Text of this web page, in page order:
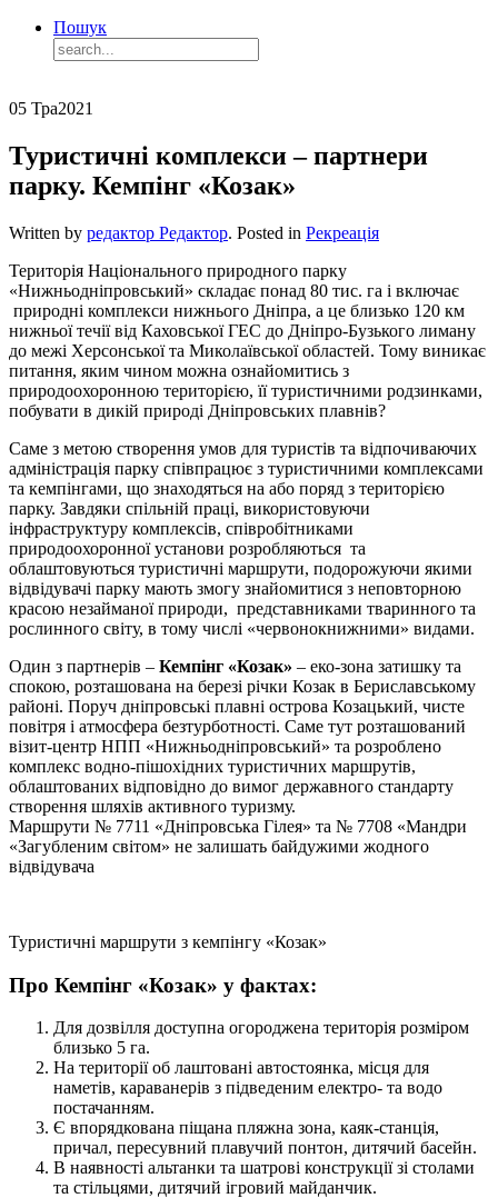
Пошук
05 Тра2021
Туристичні комплекси – партнери
парку. Кемпінг «Козак»
Written by редактор Редактор. Posted in Рекреація
Територія Національного природного парку
«Нижньодніпровський» складає понад 80 тис. га і включає
природні комплекси нижнього Дніпра, а це близько 120 км
нижньої течії від Каховської ГЕС до Дніпро-Бузького лиману
до межі Херсонської та Миколаївської областей. Тому виникає
питання, яким чином можна ознайомитись з
природоохоронною територією, її туристичними родзинками,
побувати в дикій природі Дніпровських плавнів?
Саме з метою створення умов для туристів та відпочиваючих
адміністрація парку співпрацює з туристичними комплексами
та кемпінгами, що знаходяться на або поряд з територією
парку. Завдяки спільній праці, використовуючи
інфраструктуру комплексів, співробітниками
природоохоронної установи розробляються та
облаштовуються туристичні маршрути, подорожуючи якими
відвідувачі парку мають змогу знайомитися з неповторною
красою незайманої природи, представниками тваринного та
рослинного світу, в тому числі «червонокнижними» видами.
Один з партнерів – Кемпінг «Козак» – еко-зона затишку та
спокою, розташована на березі річки Козак в Бериславському
районі. Поруч дніпровські плавні острова Козацький, чисте
повітря і атмосфера безтурботності. Саме тут розташований
візит-центр НПП «Нижньодніпровський» та розроблено
комплекс водно-пішохідних туристичних маршрутів,
облаштованих відповідно до вимог державного стандарту
створення шляхів активного туризму.
Маршрути № 7711 «Дніпровська Гілея» та № 7708 «Мандри
«Загубленим світом» не залишать байдужими жодного
відвідувача
Туристичні маршрути з кемпінгу «Козак»
Про Кемпiнг «Козак» у фактах:
Для дозвілля доступна огороджена територія розміром
близько 5 га.
На території об лаштовані автостоянка, місця для
наметів, караванерів з підведеним електро- та водо
постачанням.
Є впорядкована піщана пляжна зона, каяк-станція,
причал, пересувний плавучий понтон, дитячий басейн.
В наявності альтанки та шатрові конструкції зі столами
та стільцями, дитячий ігровий майданчик.